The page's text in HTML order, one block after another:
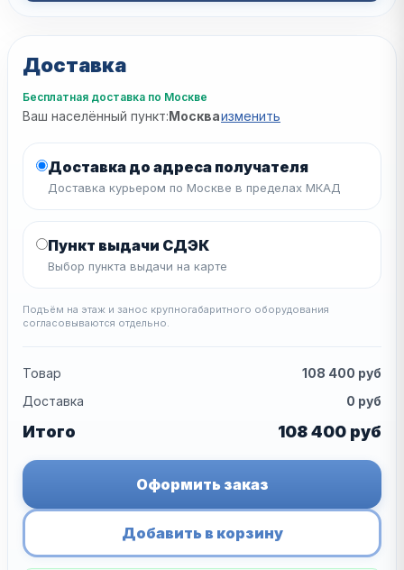
Доставка
Бесплатная доставка по Москве
Ваш населённый пункт:Москваизменить
Доставка до адреса получателя
Доставка курьером по Москве в пределах МКАД
Пункт выдачи СДЭК
Выбор пункта выдачи на карте
Подъём на этаж и занос крупногабаритного оборудования
согласовываются отдельно.
Товар 108 400 руб
Доставка
0 руб
Итого 108 400 руб
Оформить заказ
Добавить в корзину